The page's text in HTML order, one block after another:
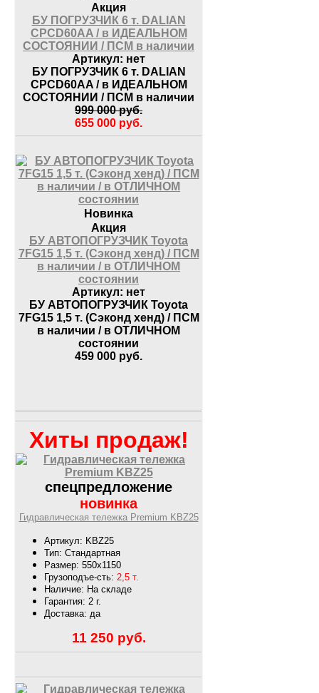
Акция
БУ ПОГРУЗЧИК 6 т. DALIAN
CPCD60AA / в ИДЕАЛЬНОМ
СОСТОЯНИИ / ПСМ в наличии
Артикул: нет
БУ ПОГРУЗЧИК 6 т. DALIAN
CPCD60AA / в ИДЕАЛЬНОМ
СОСТОЯНИИ / ПСМ в наличии
999 000руб.
655 000 руб.
Новинка
Акция
БУ АВТОПОГРУЗЧИК Toyota
7FG15 1,5 т. (Сэконд хенд) / ПСМ
в наличии / в ОТЛИЧНОМ
состоянии
Артикул: нет
БУ АВТОПОГРУЗЧИК Toyota
7FG15 1,5 т. (Сэконд хенд) / ПСМ
в наличии / в ОТЛИЧНОМ
состоянии
459 000 руб.
Хиты продаж!
спецпредложение
новинка
Гидравлическая тележка Premium KBZ25
Артикул: KBZ25
Тип: Стандартная
Размер: 550х1150
Грузоподъе-сть: 2,5 т.
Наличие: На складе
Гарантия: 2 г.
Доставка: да
11 250 руб.